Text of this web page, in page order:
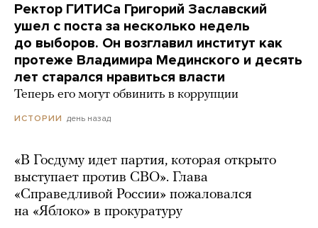
Ректор ГИТИСа Григорий Заславский
ушел с поста за несколько недель
до выборов. Он возглавил институт как
протеже Владимира Мединского и десять
лет старался нравиться власти
Теперь его могут обвинить в коррупции
ИСТОРИИ день назад
«В Госдуму идет партия, которая открыто
выступает против СВО». Глава
«Справедливой России» пожаловался
на «Яблоко» в прокуратуру